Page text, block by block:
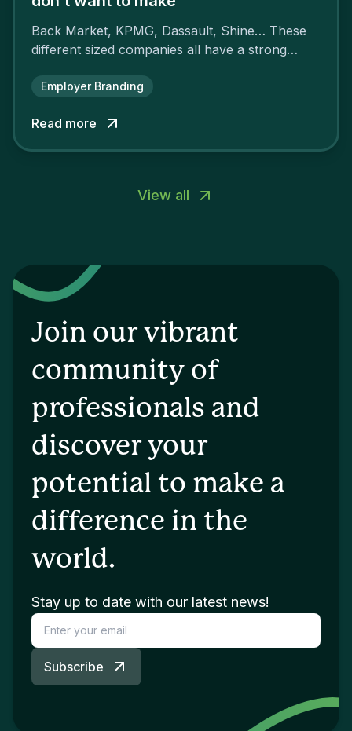
Back Market, KPMG, Dassault, Shine… These
different sized companies all have a strong
attractiveness and loyalty and makes their
Employer Branding
Read more
View all
Join our vibrant
community of
professionals and
discover your
potential to make a
difference in the
world.
Stay up to date with our latest news!
Subscribe